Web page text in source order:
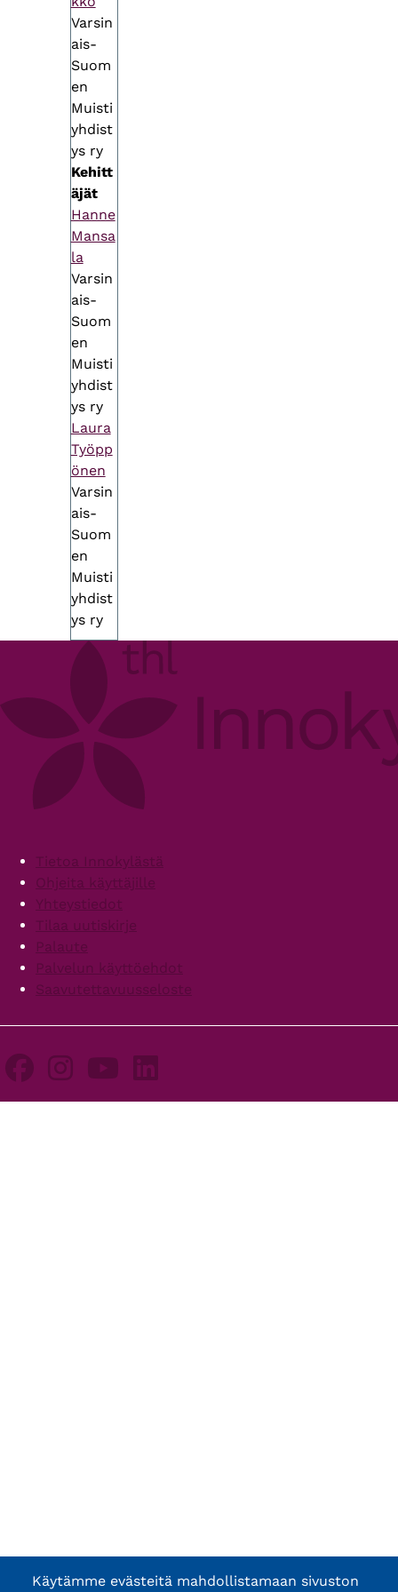
Varsin
ais-
Suom
en
Muisti
yhdist
ys ry
Kehitt
äjät
Hanne
Mansa
la
Varsin
ais-
Suom
en
Muisti
yhdist
ys ry
Laura
Työpp
önen
Varsin
ais-
Suom
en
Muisti
yhdist
ys ry
FooterTietoa Innokylästä
Ohjeita käyttäjille
Yhteystiedot
Tilaa uutiskirje
Palaute
Palvelun käyttöehdot
Saavutettavuusseloste
Käytämme evästeitä mahdollistamaan sivuston